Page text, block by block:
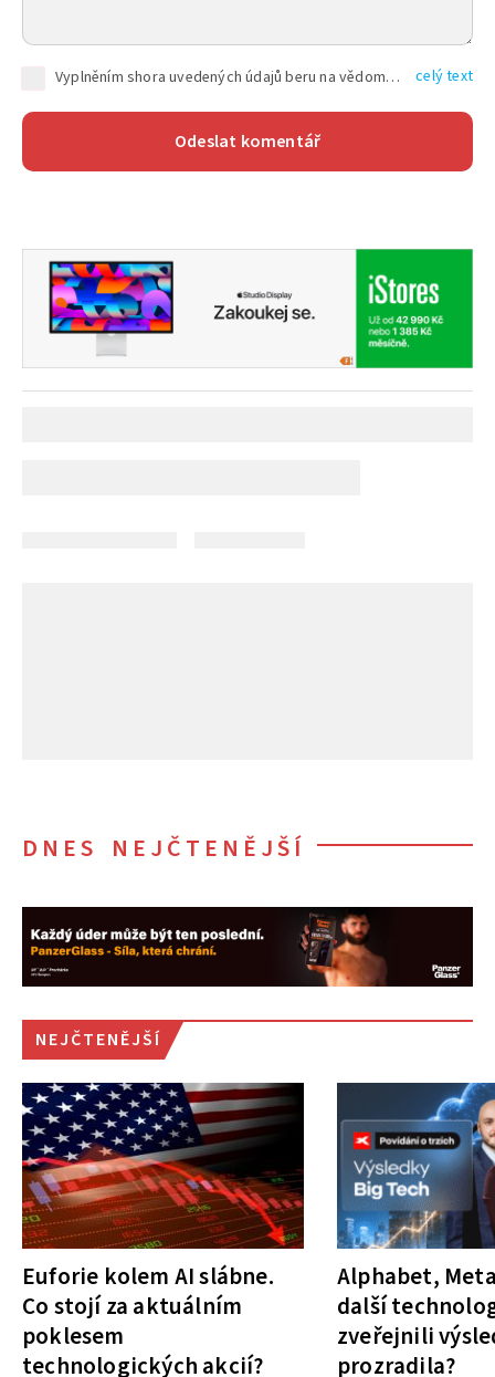
Vyplněním shora uvedených údajů beru na vědomí, že společnost TEXT FACTORY s.r.o., sídlem Brno, Durďákova 336/29, Černá Pole, PSČ: 613 00, IČ: 06157831, zapsané u Krajského soudu v Brně, oddíl C, vložka 100399, bude zpracovávat mé osobní údaje uvedené v rámci mnou vyplněného registračního formuláře na základě oprávněných zájmů TEXT FACTORY s.r.o. dle čl. 6 odst. 1 písm. f) GDPR a pro splnění právních povinností (čl. 6 odst. 1 písm. c) GDPR), a to pro tyto účely: nezbytnost zajistit oprávnění návštěvníka webových stránek provozovaných společností TEXT FACTORY s.r.o. přispívat aktivně ke zveřejněným článkům nebo v rámci diskusních fór a výkon práv TEXT FACTORY s.r.o. jako administrátora těchto diskusních fór. Více informací o zpracování osobních údajů a právech lze nalézt v celý text
DNES NEJČTENĚJŠÍ
NEJČTENĚJŠÍ
Euforie kolem AI slábne.
Co stojí za aktuálním
poklesem
technologických akcií?
Alphabet,
další
zveřejnili
prozradila?